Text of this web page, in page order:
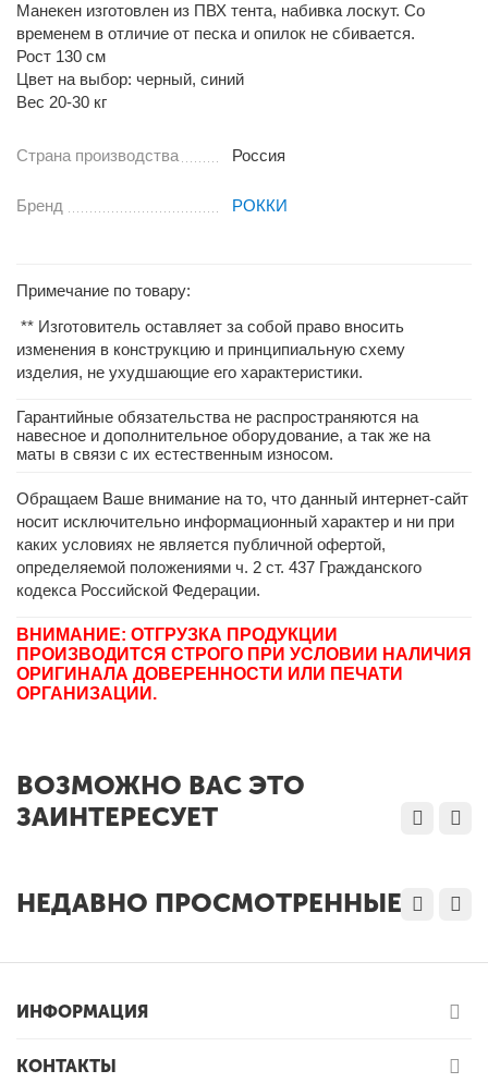
Манекен изготовлен из ПВХ тента, набивка лоскут. Со
временем в отличие от песка и опилок не сбивается.
Рост 130 см
Цвет на выбор: черный, синий
Вес 20-30 кг
Страна производства Россия
Бренд РОККИ
Примечание по товару:
** Изготовитель оставляет за собой право вносить
изменения в конструкцию и принципиальную схему
изделия, не ухудшающие его характеристики.
Гарантийные обязательства не распространяются на
навесное и дополнительное оборудование, а так же на
маты в связи с их естественным износом.
Обращаем Ваше внимание на то, что данный интернет-сайт
носит исключительно информационный характер и ни при
каких условиях не является публичной офертой,
определяемой положениями ч. 2 ст. 437 Гражданского
кодекса Российской Федерации.
ВНИМАНИЕ: ОТГРУЗКА ПРОДУКЦИИ
ПРОИЗВОДИТСЯ СТРОГО ПРИ УСЛОВИИ НАЛИЧИЯ
ОРИГИНАЛА ДОВЕРЕННОСТИ ИЛИ ПЕЧАТИ
ОРГАНИЗАЦИИ.
ВОЗМОЖНО ВАС ЭТО
ЗАИНТЕРЕСУЕТ
НЕДАВНО ПРОСМОТРЕННЫЕ
ИНФОРМАЦИЯ
КОНТАКТЫ